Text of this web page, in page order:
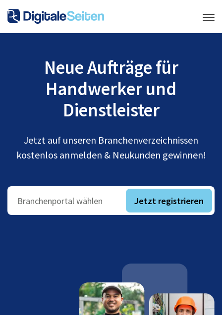
Neue Aufträge für
Handwerker und
Dienstleister
Jetzt auf unseren Branchenverzeichnissen
kostenlos anmelden & Neukunden gewinnen!
Branchenportal wählen Jetzt registrieren